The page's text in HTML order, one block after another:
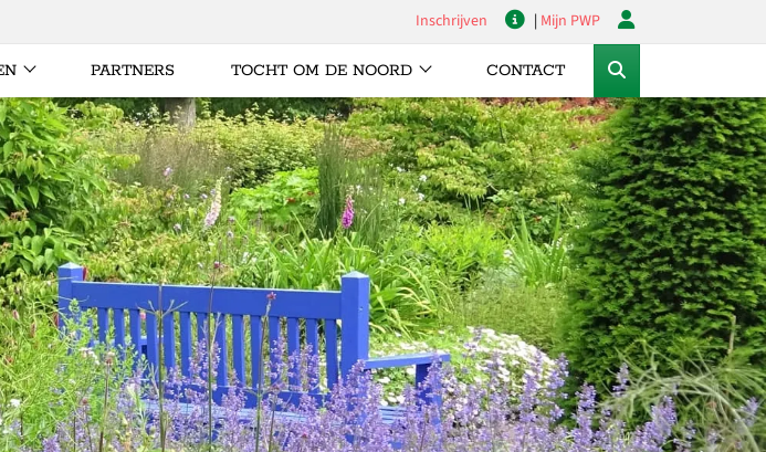
Inschrijven | Mijn PWP
PARTNERS TOCHT OM DE NOORD CONTACT